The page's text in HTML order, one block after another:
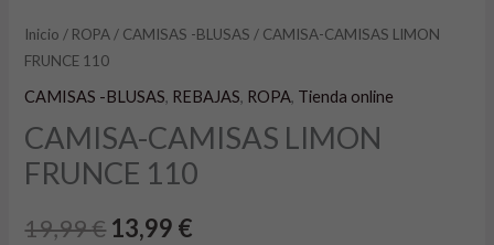
Inicio / ROPA/ CAMISAS -BLUSAS / CAMISA-CAMISAS LIMON
FRUNCE 110
CAMISAS -BLUSAS, REBAJAS, ROPA, Tienda online
CAMISA-CAMISAS LIMON
FRUNCE 110
19,99€ 13,99 €